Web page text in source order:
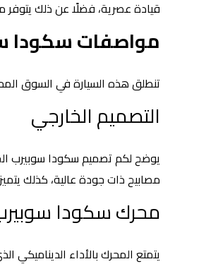
قيادة عصرية، فضلًا عن ذلك يتوفر
مواصفات سكودا
تنطلق هذه السيارة في السوق
التصميم الخارجي
يوضح لكم تصميم سكودا سوبيرب
مصابيح ذات جودة عالية، كذلك
محرك سكودا